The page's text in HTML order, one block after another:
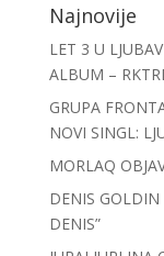
Najnovije
LET 3 U
ALBUM –
GRUPA
NOVI SINGL:
MORLAQ
DENIS GOLDIN
DENIS”